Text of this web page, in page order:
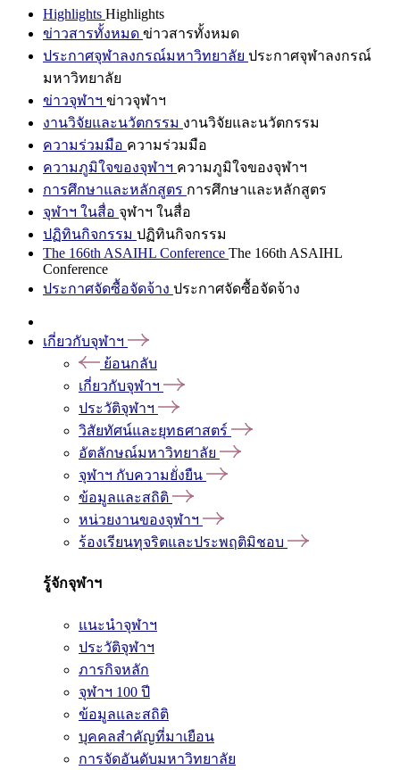
Highlights Highlights
ข่าวสารทั้งหมด ข่าวสารทั้งหมด
ประกาศจุฬาลงกรณ์มหาวิทยาลัย ประกาศจุฬาลงกรณ์
มหาวิทยาลัย
ข่าวจุฬาฯ ข่าวจุฬาฯ
งานวิจัยและนวัตกรรม งานวิจัยและนวัตกรรม
ความร่วมมือ ความร่วมมือ
ความภูมิใจของจุฬาฯ ความภูมิใจของจุฬาฯ
การศึกษาและหลักสูตร การศึกษาและหลักสูตร
จุฬาฯ ในสื่อ จุฬาฯ ในสื่อ
ปฏิทินกิจกรรม ปฏิทินกิจกรรม
The 166th ASAIHL Conference The 166th ASAIHL
Conference
ประกาศจัดซื้อจัดจ้าง ประกาศจัดซื้อจัดจ้าง
เกี่ยวกับจุฬาฯ
ย้อนกลับ
เกี่ยวกับจุฬาฯ
ประวัติจุฬาฯ
วิสัยทัศน์และยุทธศาสตร์
อัตลักษณ์มหาวิทยาลัย
จุฬาฯ กับความยั่งยืน
ข้อมูลและสถิติ
หน่วยงานของจุฬาฯ
ร้องเรียนทุจริตและประพฤติมิชอบ
รู้จักจุฬาฯ
แนะนำจุฬาฯ
ประวัติจุฬาฯ
ภารกิจหลัก
จุฬาฯ 100 ปี
ข้อมูลและสถิติ
บุคคลสำคัญที่มาเยือน
การจัดอันดับมหาวิทยาลัย